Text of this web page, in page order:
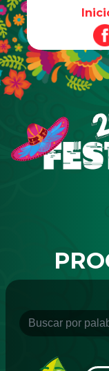
Pasar al contenido